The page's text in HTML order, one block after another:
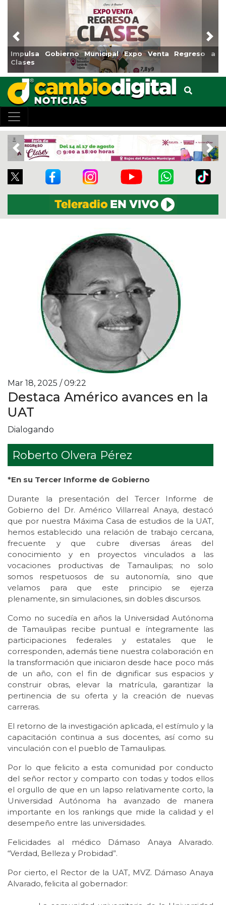
Municipal Expo Venta Regreso a
Reabrirá
Previous
Previous
Mar 18, 2025 / 09:22
Destaca Américo avances en la
UAT
Dialogando
Roberto Olvera Pérez
*En su Tercer Informe de Gobierno
Durante la presentación del Tercer Informe de
Gobierno del Dr. Américo Villarreal Anaya, destacó
que por nuestra Máxima Casa de estudios de la UAT,
hemos establecido una relación de trabajo cercana,
frecuente y que cubre diversas áreas del
conocimiento y en proyectos vinculados a las
vocaciones productivas de Tamaulipas; no solo
somos respetuosos de su autonomía, sino que
velamos para que este principio se ejerza
plenamente, sin simulaciones, sin dobles discursos.
Como no sucedía en años la Universidad Autónoma
de Tamaulipas recibe puntual e íntegramente las
participaciones federales y estatales que le
corresponden, además tiene nuestra colaboración en
la transformación que iniciaron desde hace poco más
de un año, con el fin de dignificar sus espacios y
construir obras, elevar la matrícula, garantizar la
pertinencia de su oferta y la creación de nuevas
carreras.
El retorno de la investigación aplicada, el estímulo y la
capacitación continua a sus docentes, así como su
vinculación con el pueblo de Tamaulipas.
Por lo que felicito a esta comunidad por conducto
del señor rector y comparto con todas y todos ellos
el orgullo de que en un lapso relativamente corto, la
Universidad Autónoma ha avanzado de manera
importante en los rankings que mide la calidad y el
desempeño entre las universidades.
Felicidades al médico Dámaso Anaya Alvarado.
“Verdad, Belleza y Probidad”.
Por cierto, el Rector de la UAT, MVZ. Dámaso Anaya
Alvarado, felicita al gobernador: